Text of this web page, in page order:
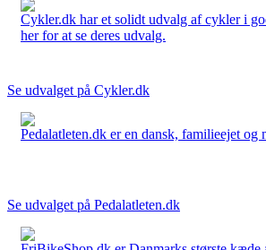
Cykler.dk har et solidt udvalg af cykler i
her for at se deres udvalg.
Se udvalget på Cykler.dk
Pedalatleten.dk er en dansk, familieejet
Se udvalget på Pedalatleten.dk